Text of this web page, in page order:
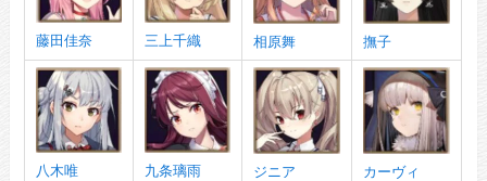
藤田佳奈 三上千織 相原舞 撫子
八木唯 九条璃雨 ジニア カーヴィ